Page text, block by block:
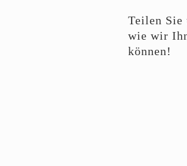
Teilen Sie
wie wir
können!